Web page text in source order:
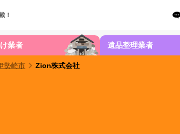
！
業者 遺品整理業者
勢崎市 Zion株式会社